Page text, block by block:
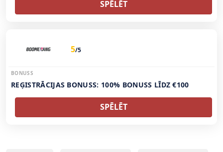
SPĒLĒT
5/5
BONUSS
REĢISTRĀCIJAS BONUSS: 100% BONUSS LĪDZ €100
SPĒLĒT